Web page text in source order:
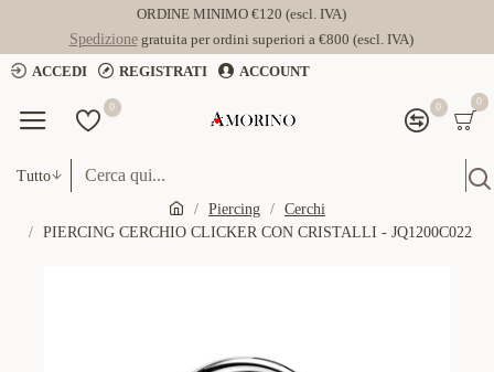
ORDINE MINIMO €120 (escl. IVA)
Spedizionegratuita per ordini superiori a €800 (escl. IVA)
ACCEDI
REGISTRATI ACCOUNT
0 0 0
Tutto
Piercing
Cerchi
PIERCING CERCHIO CLICKER CON CRISTALLI - JQ1200C022